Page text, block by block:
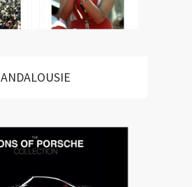
ANDALOUSIE